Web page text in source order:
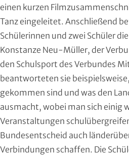
einen kurzen
Tanz eingeleitet. Anschließend
Schülerinnen und zwei Schüler
Konstanze Neu-Müller, der
den Schulsport des Verbundes
beantworteten sie
gekommen sind und was den
ausmacht, wobei man sich einig
Veranstaltungen
Bundesentscheid auch
Verbindungen schaffen. Die